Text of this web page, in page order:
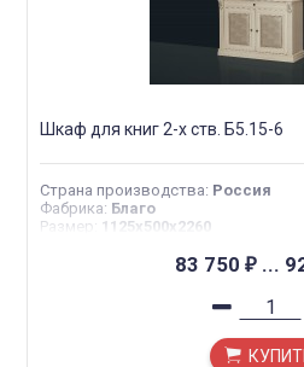
Шкаф для книг 2-х ств. Б5.15-6
Страна производства: Россия
Фабрика: Благо
Размер : 1125х500х2260
83 750 ₽...